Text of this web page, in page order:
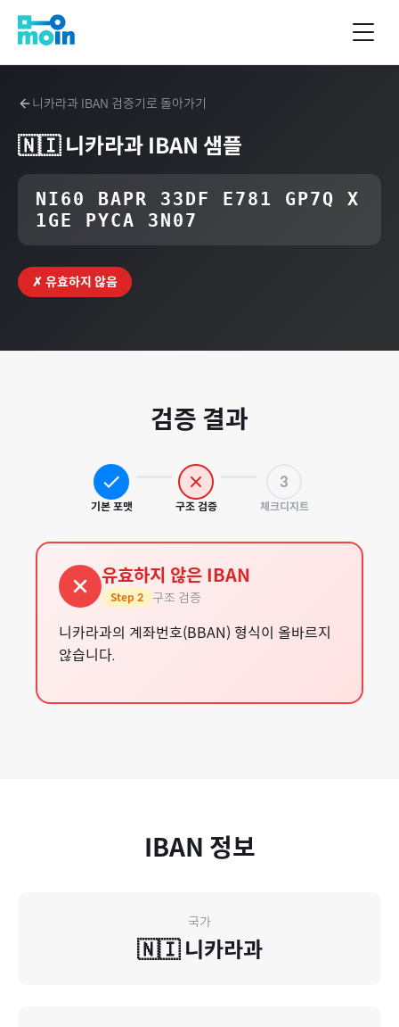
니카라과 IBAN 검증기로 돌아가기
🇳🇮 니카라과 IBAN 샘플
NI60 BAPR 33DF E781 GP7Q X
1GE PYCA 3N07
✗ 유효하지 않음
검증 결과
기본 포맷 구조 검증
3
체크디지트
유효하지 않은 IBAN
Step 2 구조 검증
니카라과의 계좌번호(BBAN) 형식이 올바르지
않습니다.
IBAN 정보
국가
🇳🇮 니카라과